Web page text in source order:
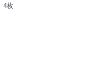
4枚